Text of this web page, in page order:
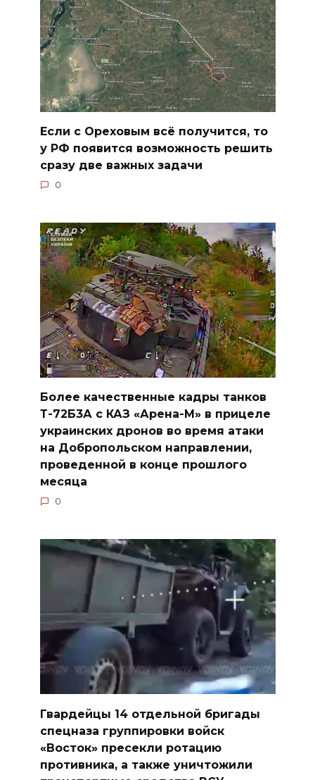
Если с Ореховым всё получится, то
у РФ появится возможность решить
сразу две важных задачи
0
Более качественные кадры танков
Т-72Б3А с КАЗ «Арена-М» в прицеле
украинских дронов во время атаки
на Добропольском направлении,
проведенной в конце прошлого
месяца
0
Гвардейцы 14 отдельной бригады
спецназа группировки войск
«Восток» пресекли ротацию
противника, а также уничтожили